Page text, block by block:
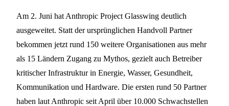
Am 2. Juni hat Anthropic Project Glasswing deutlich
ausgeweitet. Statt der ursprünglichen Handvoll Partner
bekommen jetzt rund 150 weitere Organisationen aus mehr
als 15 Ländern Zugang zu Mythos, gezielt auch Betreiber
kritischer Infrastruktur in Energie, Wasser, Gesundheit,
Kommunikation und Hardware. Die ersten rund 50 Partner
haben laut Anthropic seit April über 10.000 Schwachstellen